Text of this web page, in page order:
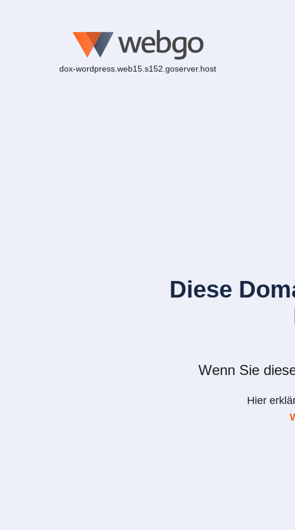
dox-wordpress.web15.s152.goserver.host
Diese
Wenn Sie
Hier